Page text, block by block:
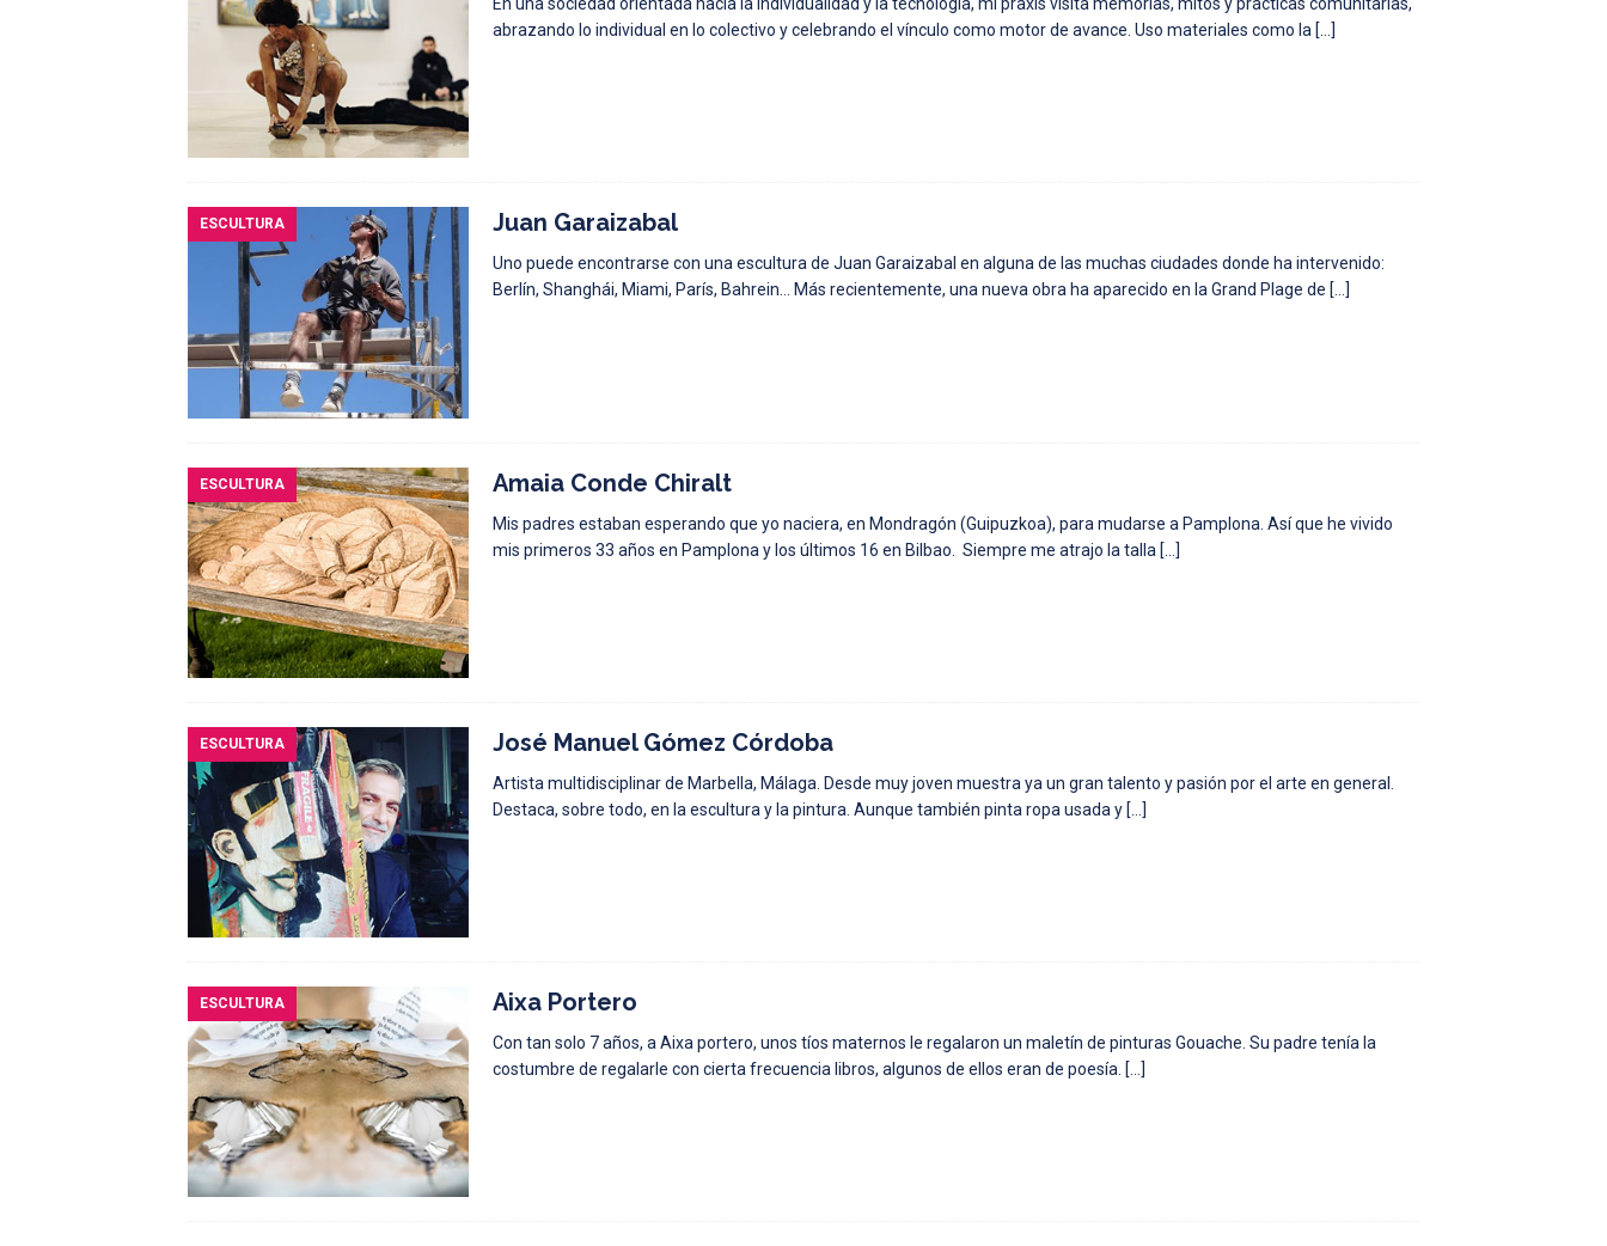
abrazando lo individual en lo colectivo y celebrando el vínculo como motor de avance. Uso materiales como la […]
ESCULTURA Juan Garaizabal
Uno puede encontrarse con una escultura de Juan Garaizabal en alguna de las muchas ciudades donde ha intervenido:
Berlín, Shanghái, Miami, París, Bahrein… Más recientemente, una nueva obra ha aparecido en la Grand Plage de […]
ESCULTURA Amaia Conde Chiralt
Mis padres estaban esperando que yo naciera, en Mondragón (Guipuzkoa), para mudarse a Pamplona. Así que he vivido
mis primeros 33 años en Pamplona y los últimos 16 en Bilbao. Siempre me atrajo la talla […]
ESCULTURA José Manuel Gómez Córdoba
Artista multidisciplinar de Marbella, Málaga. Desde muy joven muestra ya un gran talento y pasión por el arte en general.
Destaca, sobre todo, en la escultura y la pintura. Aunque también pinta ropa usada y […]
ESCULTURA Aixa Portero
Con tan solo 7 años, a Aixa portero, unos tíos maternos le regalaron un maletín de pinturas Gouache. Su padre tenía la
costumbre de regalarle con cierta frecuencia libros, algunos de ellos eran de poesía. […]